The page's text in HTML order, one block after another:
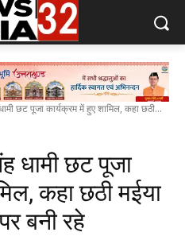
छट पूजा कार्यक्रम में हुए शामिल, कहा छठी...
धामी छट पूजा
कहा छठी मईया
बनी रहे